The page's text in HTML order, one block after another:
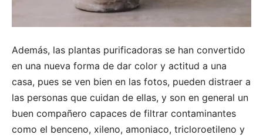
Además, las plantas purificadoras se han convertido
en una nueva forma de dar color y actitud a una
casa, pues se ven bien en las fotos, pueden distraer a
las personas que cuidan de ellas, y son en general un
buen compañero capaces de filtrar contaminantes
como el benceno, xileno, amoniaco, tricloroetileno y